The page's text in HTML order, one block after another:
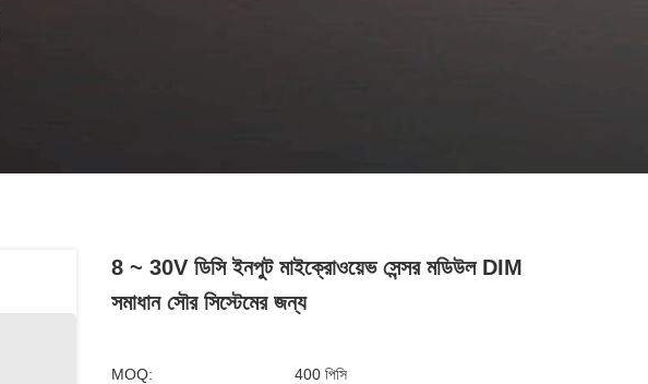
8 ~ 30V ডিসি ইনপুট মাইক্রোওয়েভ সেন্সর মডিউল DIM
সমাধান সৌর সিস্টেমের জন্য
MOQ: 400 পিসি